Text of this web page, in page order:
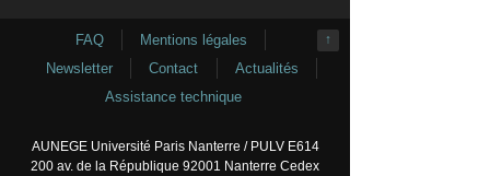
↑
FAQ
Mentions légales
Newsletter
Contact
Actualités
Assistance technique
AUNEGE Université Paris Nanterre / PULV E614
200 av. de la République 92001 Nanterre Cedex